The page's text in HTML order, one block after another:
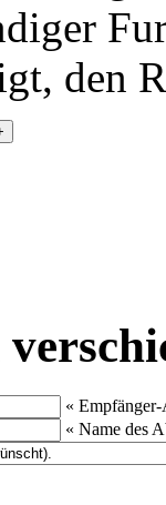
den
« Empfänger-
« Name des